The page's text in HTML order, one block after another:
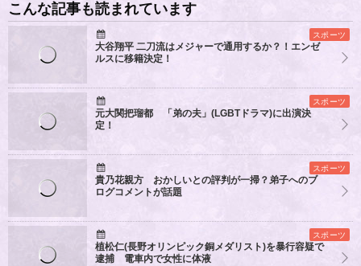
こんな記事も読まれています
スポーツ
大谷翔平 二刀流はメジャーで通用するか？！エンゼ
ルスに移籍決定！
スポーツ
元大関把瑠都 「弟の夫」(LGBTドラマ)に出演決
定！
スポーツ
貴乃花親方 おかしいとの評判が一掃？弟子へのブ
ログコメントが話題
スポーツ
植松仁(長野オリンピック銅メダリスト)を暴行容疑で
逮捕 電車内で女性に体液